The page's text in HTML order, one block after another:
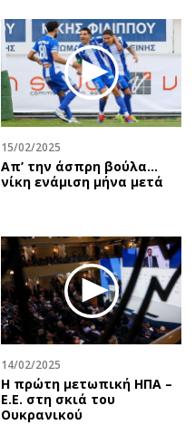
Wine routes
Podcasts
Uncut
Προσφορές
Προσωπικότητες στην ''Κ''
Επιστολές
15/02/2025
Απ’ την άσπρη βούλα…
νίκη ενάμιση μήνα μετά
14/02/2025
Η πρώτη μετωπική ΗΠΑ –
Ε.Ε. στη σκιά του
Ουκρανικού